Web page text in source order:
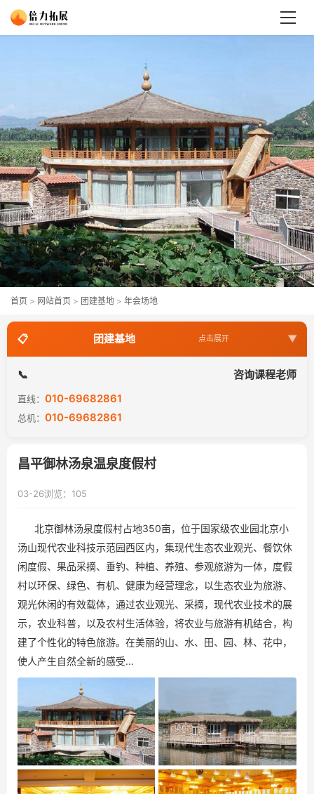
首页 > 网站首页 > 团建基地 > 年会场地
团建基地 点击展开
企业军训基地
咨询课程老师
直线： 010-69682861
总机： 010-69682861
昌平御林汤泉温泉度假村
03-26浏览：105
北京御林汤泉度假村占地350亩，位于国家级农业园北京小
汤山现代农业科技示范园西区内，集现代生态农业观光、餐饮休
闲度假、果品采摘、垂钓、种植、养殖、参观旅游为一体，度假
村以环保、绿色、有机、健康为经营理念，以生态农业为旅游、
观光休闲的有效载体，通过农业观光、采摘，现代农业技术的展
示，农业科普，以及农村生活体验，将农业与旅游有机结合，构
建了个性化的特色旅游。在美丽的山、水、田、园、林、花中，
使人产生自然全新的感受...